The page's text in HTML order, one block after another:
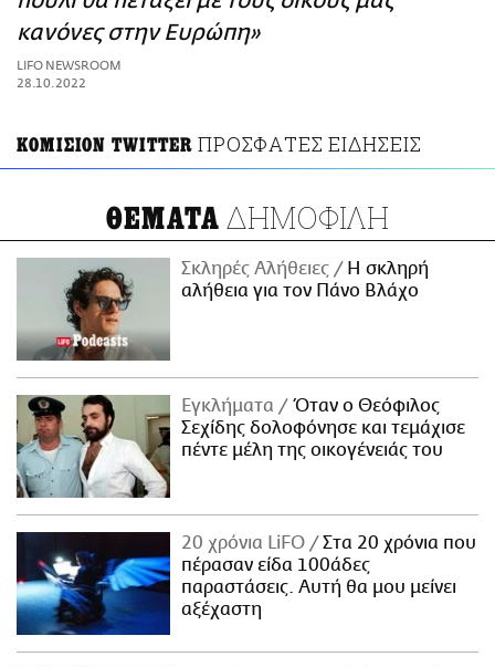
ΑΜΠΑ
PRINT
κανόνες στην Ευρώπη»
LIFO NEWSROOM
28.10.2022
ΚΟΜΙΣΙΟΝ TWITTER ΠΡΟΣΦΑΤΕΣ ΕΙΔΗΣΕΙΣ
ΘΕΜΑΤΑ ΔΗΜΟΦΙΛΗ
Σκληρές Αλήθειες
H σκληρή
αλήθεια για τον Πάνο Βλάχο
Εγκλήματα
Όταν ο Θεόφιλος
Σεχίδης δολοφόνησε και τεμάχισε
πέντε μέλη της οικογένειάς του
20 χρόνια LiFO
Στα 20 χρόνια που
πέρασαν είδα 100άδες
παραστάσεις. Αυτή θα μου μείνει
αξέχαστη